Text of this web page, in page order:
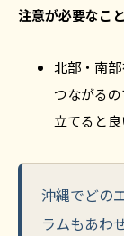
注意が必要なこと
北部・南
つながる
立てると良
沖縄でどの
ラムもあわ